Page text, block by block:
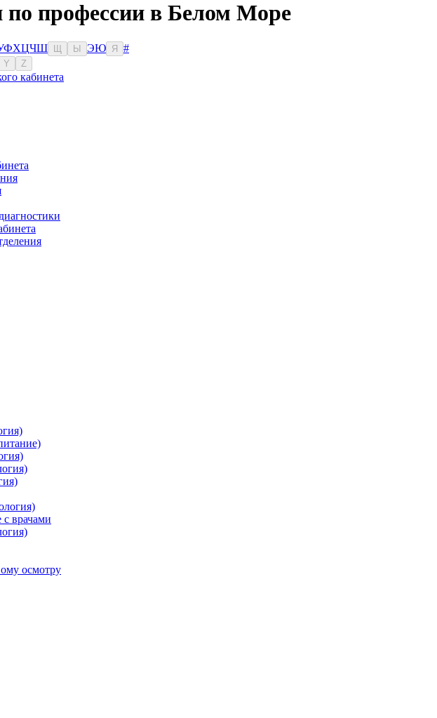
по профессии в Белом Море
ФХЦЧШ Ы ЭЮ Я
#
Y Z
кабинета
с врачами
осмотру